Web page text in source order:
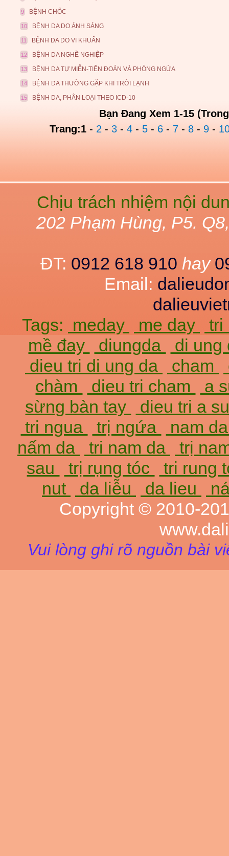
9 BỆNH CHỐC
10 BỆNH DA DO ÁNH SÁNG
11 BỆNH DA DO VI KHUẨN
12 BỆNH DA NGHỀ NGHIỆP
13 BỆNH DA TỰ MIỄN-TIÊN ĐOÁN VÀ PHÒNG NGỪA
14 BỆNH DA THƯỜNG GẶP KHI TRỜI LẠNH
15 BỆNH DA, PHÂN LOẠI THEO ICD-10
Bạn Đang Xem 1-15
Trang:1 - 2 - 3 - 4 - 5 - 6 - 7 - 8 - 9 -
Chịu trách nhiệm nội
202 Phạm Hùng, P5.
ĐT: 0912 618 910 hay
Email:
Tags: meday me day
tri
mề đay
diungda
di
dieu tri di ung da
cham
chàm
dieu tri cham
a
sừng bàn tay
dieu tri a
tri ngua
trị ngứa
nam
nấm da
tri nam da
trị
sau
trị rụng tóc
tri rung
nut
da liễu da lieu
Copyright © 2010-
Vui lòng ghi rõ nguồn bài